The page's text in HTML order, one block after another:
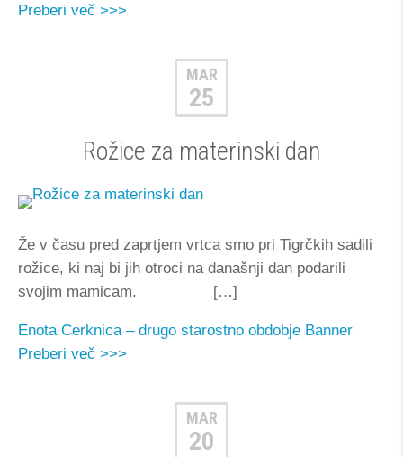
Preberi več >>>
MAR
25
Rožice za materinski dan
Že v času pred zaprtjem vrtca smo pri Tigrčkih sadili
rožice, ki naj bi jih otroci na današnji dan podarili
svojim mamicam. […]
Enota Cerknica – drugo starostno obdobje Banner
Preberi več >>>
MAR
20